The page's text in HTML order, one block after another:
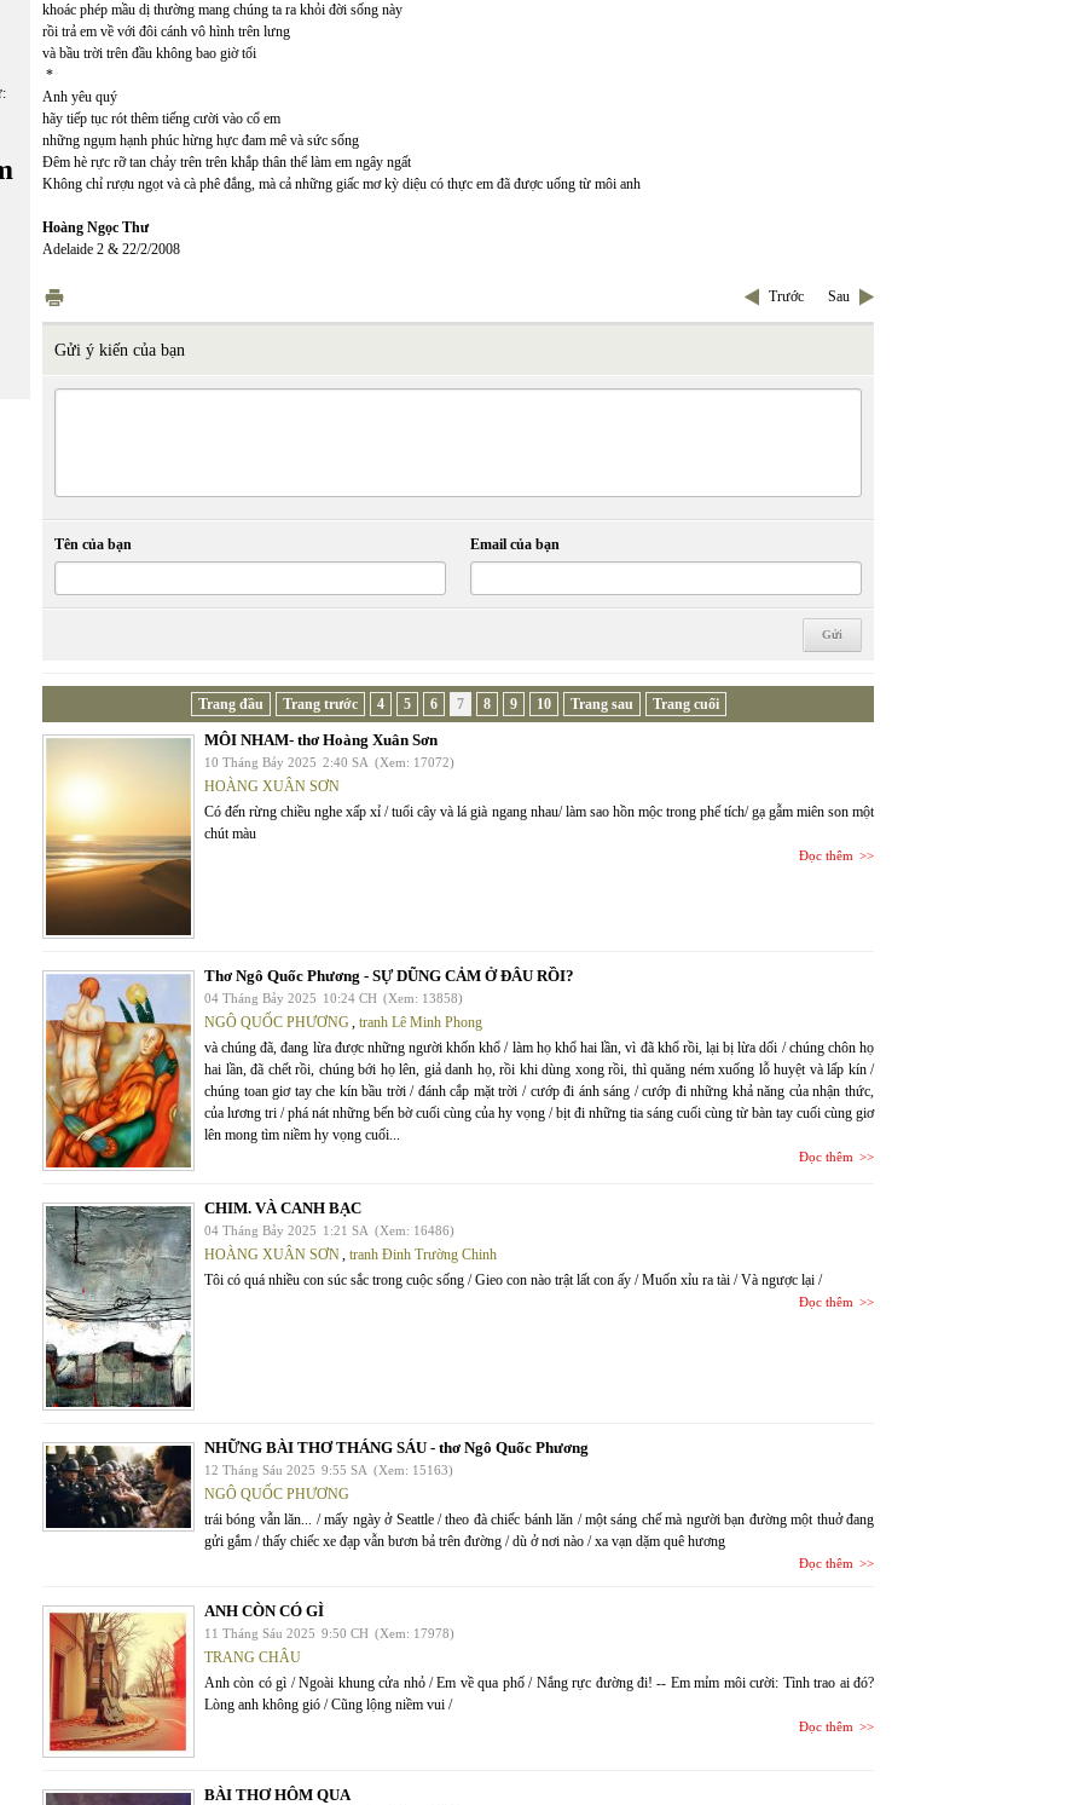
khoác phép mầu dị thường mang chúng ta ra khỏi đời sống này
rồi trả em về với đôi cánh vô hình trên lưng
và bầu trời trên đầu không bao giờ tối
*
Anh yêu quý
hãy tiếp tục rót thêm tiếng cười vào cổ em
những ngụm hạnh phúc hừng hực đam mê và sức sống
Đêm hè rực rỡ tan chảy trên trên khắp thân thể làm em ngây ngất
Không chỉ rượu ngọt và cà phê đắng, mà cả những giấc mơ kỳ diệu có thực em đã được uống từ môi anh
Hoàng Ngọc Thư
Adelaide 2 & 22/2/2008
Trước Sau
Gửi ý kiến của bạn
Tên của bạn Email của bạn
Trang đầu Trang trước 4 5 6 7 8 9 10 Trang sau Trang cuối
MÔI NHAM- thơ Hoàng Xuân Sơn
10 Tháng Bảy 2025 2:40 SA (Xem: 17072)
HOÀNG XUÂN SƠN
Có đến rừng chiều nghe xấp xỉ / tuổi cây và lá già ngang nhau/ làm sao hồn mộc trong phế tích/ gạ gẫm miên son một
chút màu
Đọc thêm
Thơ Ngô Quốc Phương - SỰ DŨNG CẢM Ở ĐÂU RỒI?
04 Tháng Bảy 2025 10:24 CH (Xem: 13858)
NGÔ QUỐC PHƯƠNG, tranh Lê Minh Phong
và chúng đã, đang lừa được những người khốn khổ / làm họ khổ hai lần, vì đã khổ rồi, lại bị lừa dối / chúng chôn họ
hai lần, đã chết rồi, chúng bới họ lên, giả danh họ, rồi khi dùng xong rồi, thì quăng ném xuống lỗ huyệt và lấp kín /
chúng toan giơ tay che kín bầu trời / đánh cắp mặt trời / cướp đi ánh sáng / cướp đi những khả năng của nhận thức,
của lương tri / phá nát những bến bờ cuối cùng của hy vọng / bịt đi những tia sáng cuối cùng từ bàn tay cuối cùng giơ
lên mong tìm niềm hy vọng cuối...
Đọc thêm
CHIM. VÀ CANH BẠC
04 Tháng Bảy 2025 1:21 SA (Xem: 16486)
HOÀNG XUÂN SƠN, tranh Đinh Trường Chinh
Tôi có quá nhiều con súc sắc trong cuộc sống / Gieo con nào trật lất con ấy / Muốn xỉu ra tài / Và ngược lại /
Đọc thêm
NHỮNG BÀI THƠ THÁNG SÁU - thơ Ngô Quốc Phương
12 Tháng Sáu 2025 9:55 SA (Xem: 15163)
NGÔ QUỐC PHƯƠNG
trái bóng vẫn lăn... / mấy ngày ở Seattle / theo đà chiếc bánh lăn / một sáng chế mà người bạn đường một thuở đang
gửi gắm / thấy chiếc xe đạp vẫn bươn bả trên đường / dù ở nơi nào / xa vạn dặm quê hương
Đọc thêm
ANH CÒN CÓ GÌ
11 Tháng Sáu 2025 9:50 CH (Xem: 17978)
TRANG CHÂU
Anh còn có gì / Ngoài khung cửa nhỏ / Em về qua phố / Nắng rực đường đi! -- Em mỉm môi cười: Tình trao ai đó?
Lòng anh không gió / Cũng lộng niềm vui /
Đọc thêm
BÀI THƠ HÔM QUA